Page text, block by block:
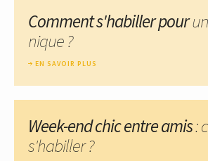
Comment s'habiller pour
nique ?
EN SAVOIR PLUS
Week-end chic entre amis:
s'habiller ?